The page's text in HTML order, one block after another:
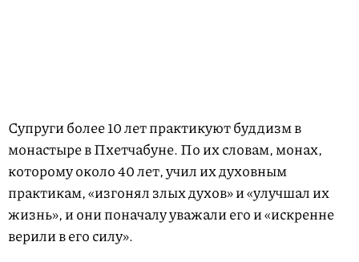
Супруги более 10 лет практикуют буддизм в
монастыре в Пхетчабуне. По их словам, монах,
которому около 40 лет, учил их духовным
практикам, «изгонял злых духов» и «улучшал их
жизнь», и они поначалу уважали его и «искренне
верили в его силу».